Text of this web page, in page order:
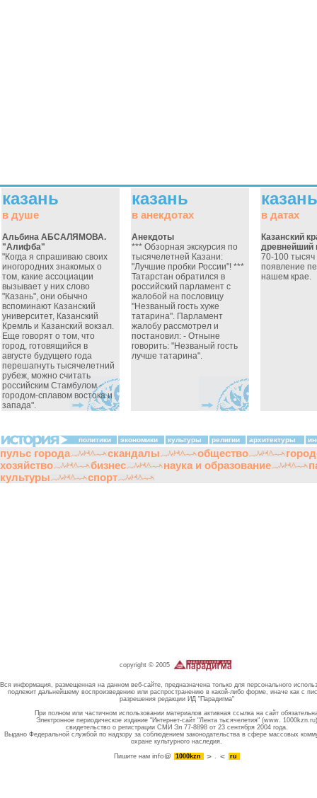
казань
в душе
Альбина АБСАЛЯМОВА.
"Алифба"
"Когда я спрашиваю своих
иногородних знакомых о
том, какие ассоциации
вызывает у них слово
"Казань", они обычно
вспоминают Казанский
университет, Казанский
Кремль и Казанский вокзал.
Еще говорят о том, что
город, готовящийся в
августе будущего года
перешагнуть тысячелетний
рубеж, можно считать
российским Стамбулом -
городом-сплавом востока и
запада".
казань
в анекдотах
Анекдоты
*** Обзорная экскурсия по
тысячелетней Казани:
"Лучшие пробки России"! ***
Татарстан обратился в
российский парламент с
жалобой на пословицу
"Незваный гость хуже
татарина". Парламент
жалобу рассмотрел и
постановил: - Отныне
говорить: "Незваный гость
лучше татарина".
казань
в датах
Казанский
древнейший
70-100 тысяч
появление
нашем крае.
политики экономики культуры религии архитектуры
пульс города скандалы общество
хозяйство
бизнес наука и образование
культуры
спорт
copyright © 2005
Вся информация, размещенная на данном веб-сайте, предназначена только для персонального
подлежит дальнейшему воспроизведению или распространению в какой-либо форме, иначе как с
разрешения редакции ИД "Парадигма"
При полном или частичном использовании материалов активная ссылка на сайт
Электронное периодическое издание "Интернет-сайт "Лента тысячелетия" (www. 1000kzn.ru)
свидетельство о регистрации СМИ Эл 77-8898 от 23 сентября 2004 года.
Выдано Федеральной службой по надзору за соблюдением законодательства в сфере массовых
охране культурного наследия.
Пишите намinfo@ 1000kzn . ru